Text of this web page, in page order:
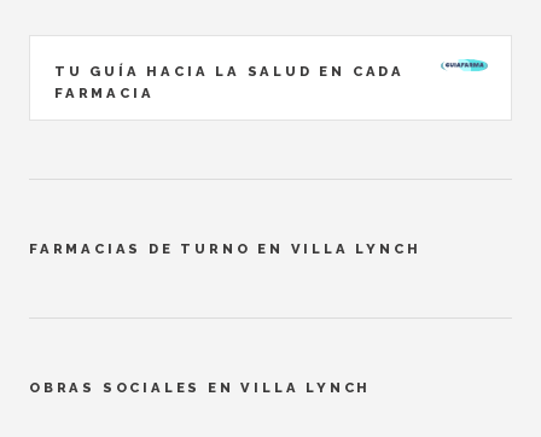
TU GUÍA HACIA LA SALUD EN CADA
FARMACIA
FARMACIAS DE TURNO EN VILLA LYNCH
OBRAS SOCIALES EN VILLA LYNCH